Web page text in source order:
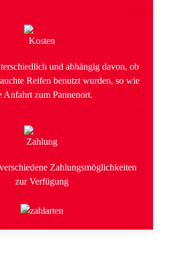
und abhängig davon, ob
Reifen benutzt wurden, so wie
Anfahrt zum Pannenort.
Zahlungsmöglichkeiten
zur Verfügung